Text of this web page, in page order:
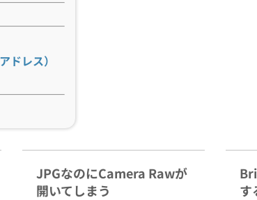
ドレス）
JPGなのにCamera Rawが
開いてしまう
す